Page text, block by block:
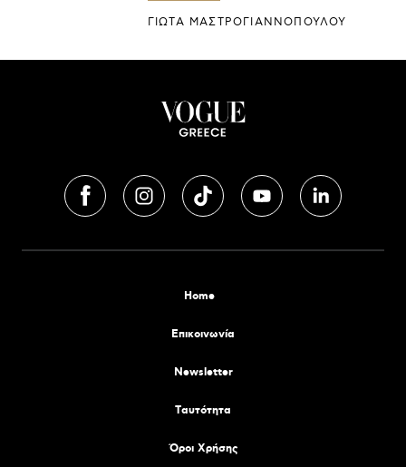
ΓΙΩΤΑ ΜΑΣΤΡΟΓΙΑΝΝΟΠΟΥΛΟΥ
Home
Επικοινωνία
Newsletter
Tαυτότητα
Όροι Χρήσης